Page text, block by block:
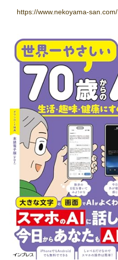
https://www.nekoyama-san.com/